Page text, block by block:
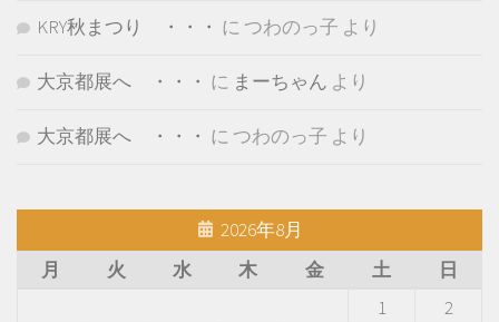
KRY秋まつり ・・・ に つわのっ子 より
大京都展へ ・・・ に まーちゃん より
大京都展へ ・・・ に つわのっ子 より
2026年8月
月
火 水 木 金 土
日
1
2